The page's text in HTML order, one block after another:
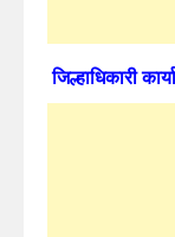
जिल्हाधिकारी